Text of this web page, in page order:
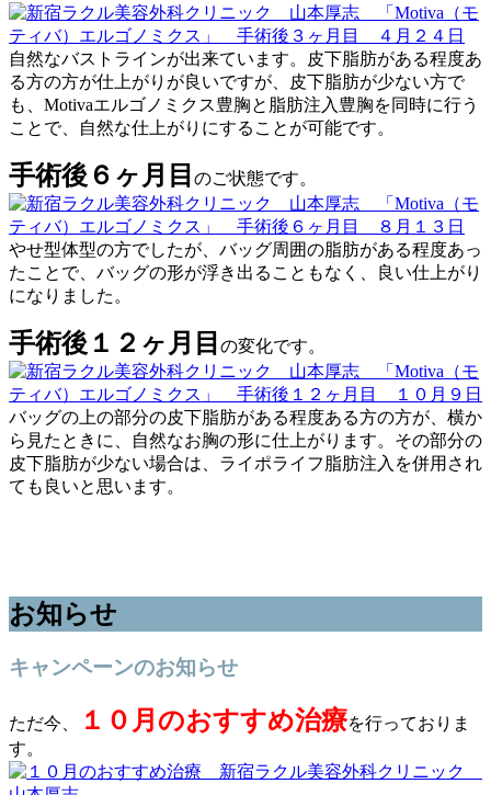
自然なバストラインが出来ています。皮下脂肪がある程度あ
る方の方が仕上がりが良いですが、皮下脂肪が少ない方で
も、Motivaエルゴノミクス豊胸と脂肪注入豊胸を同時に行う
ことで、自然な仕上がりにすることが可能です。
手術後６ヶ月目 のご状態です。
やせ型体型の方でしたが、バッグ周囲の脂肪がある程度あっ
たことで、バッグの形が浮き出ることもなく、良い仕上がり
になりました。
手術後１２ヶ月目 の変化です。
バッグの上の部分の皮下脂肪がある程度ある方の方が、横か
ら見たときに、自然なお胸の形に仕上がります。その部分の
皮下脂肪が少ない場合は、ライポライフ脂肪注入を併用され
ても良いと思います。
お知らせ
キャンペーンのお知らせ
ただ今、 １０月のおすすめ治療を行っておりま
す。